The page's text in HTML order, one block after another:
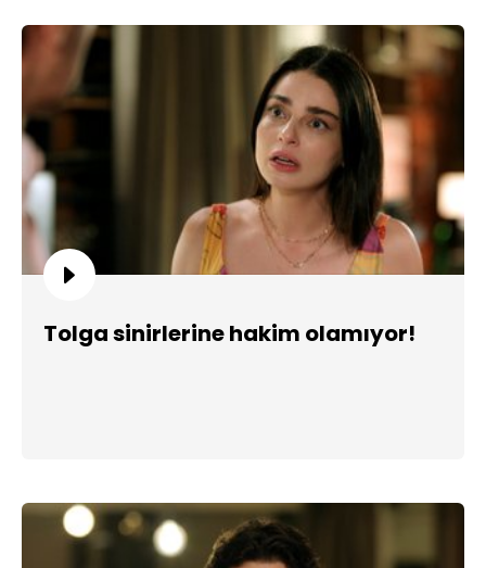
Tolga sinirlerine hakim olamıyor!